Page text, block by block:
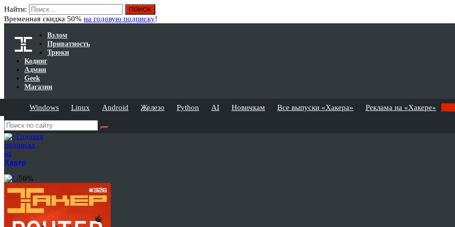
Найти:
Временная скидка 50% на годовую подписку!
Взлом
Приватность
Трюки
Кодинг
Админ
Geek
Магазин
Windows Linux Android Железо Python AI Новичкам Все выпуски «Хакера» Реклама на «Хакере»
Годовая
подписка
на
Хакер
-50%